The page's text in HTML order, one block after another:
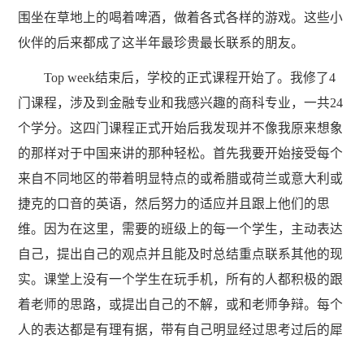
围坐在草地上的喝着啤酒，做着各式各样的游戏。这些小
伙伴的后来都成了这半年最珍贵最长联系的朋友。
Top week结束后，学校的正式课程开始了。我修了4
门课程，涉及到金融专业和我感兴趣的商科专业，一共24
个学分。这四门课程正式开始后我发现并不像我原来想象
的那样对于中国来讲的那种轻松。首先我要开始接受每个
来自不同地区的带着明显特点的或希腊或荷兰或意大利或
捷克的口音的英语，然后努力的适应并且跟上他们的思
维。因为在这里，需要的班级上的每一个学生，主动表达
自己，提出自己的观点并且能及时总结重点联系其他的现
实。课堂上没有一个学生在玩手机，所有的人都积极的跟
着老师的思路，或提出自己的不解，或和老师争辩。每个
人的表达都是有理有据，带有自己明显经过思考过后的犀